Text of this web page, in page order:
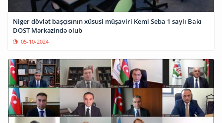
Niger dövlət başçısının xüsusi müşaviri Kemi Seba 1 saylı Bakı
DOST Mərkəzində olub
05-10-2024